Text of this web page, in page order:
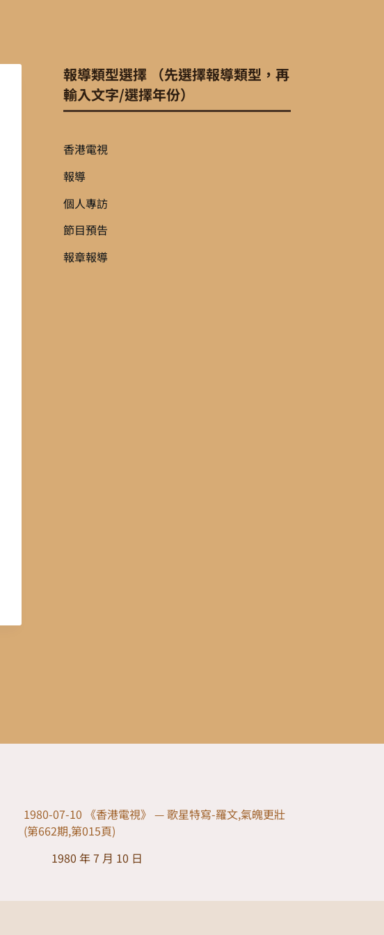
報導類型選擇 （先選擇報導類型，再
輸入文字/選擇年份）
香港電視
報導
個人專訪
節目預告
報章報導
1980-07-10 《香港電視》 — 歌星特寫-羅文,氣魄更壯
(第662期,第015頁)
1980 年 7 月 10 日